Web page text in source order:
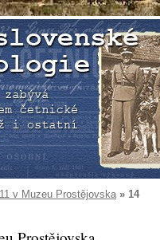
v Muzeu Prostějovska» 14